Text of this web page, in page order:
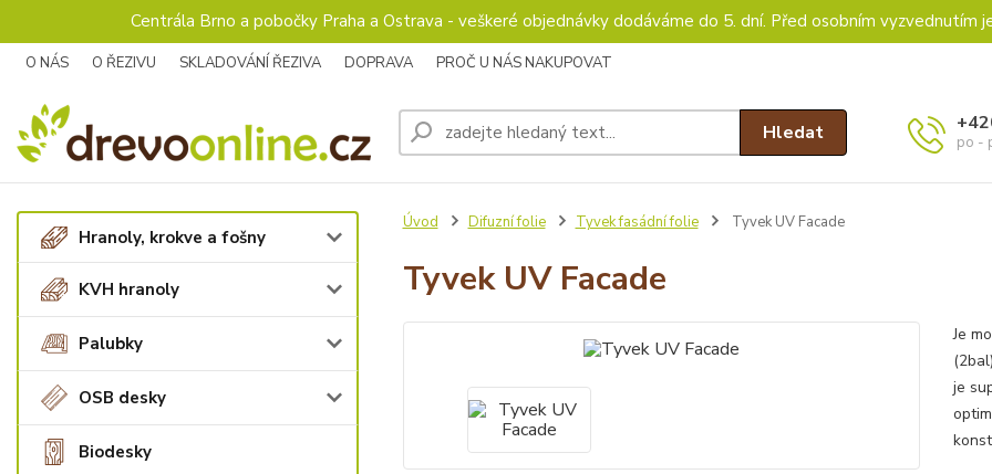
Centrála Brno a pobočky Praha a Ostrava - veškeré objednávky dodáváme do 5. dní. Před osobním vyzvednutím
O NÁS O ŘEZIVU SKLADOVÁNÍ ŘEZIVA DOPRAVA PROČ U NÁS NAKUPOVAT
Hledat po -
Hranoly, krokve a fošny
KVH hranoly
Palubky
OSB desky
Biodesky
Úvod Difuzní folie Tyvek fasádní folie Tyvek UV Facade
Tyvek UV Facade
Je
je